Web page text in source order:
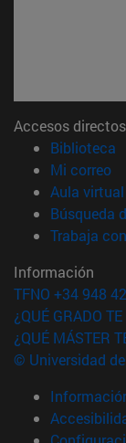
Accesos directos
Biblioteca
Mi correo
Aula virtual
Búsqueda
Trabaja
Información
TFNO +34 948
¿QUÉ GRADO
¿QUÉ MÁSTER
© Universidad